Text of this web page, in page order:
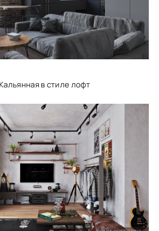
Кальянная в стиле лофт